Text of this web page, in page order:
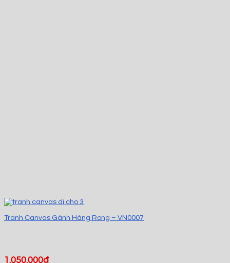
Tranh Canvas Gánh Hàng Rong – VN0007
1.050.000₫